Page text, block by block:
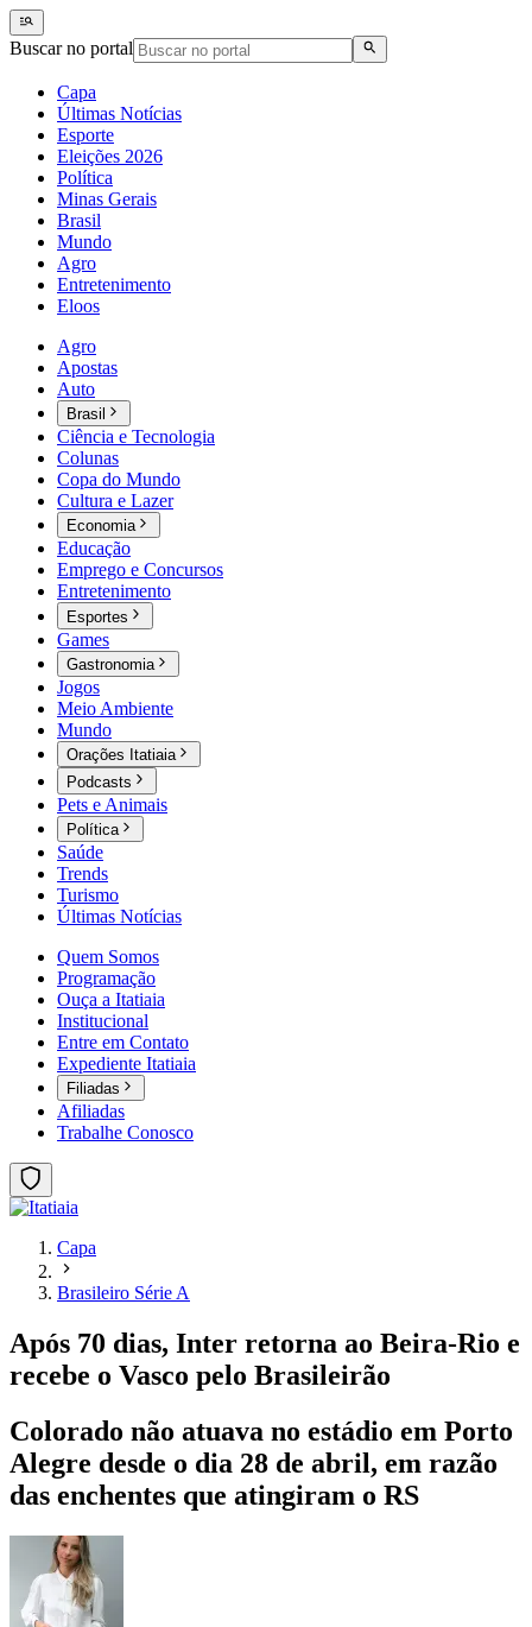
Buscar no portal
Capa
Últimas Notícias
Esporte
Eleições 2026
Política
Minas Gerais
Brasil
Mundo
Agro
Entretenimento
Eloos
Agro
Apostas
Auto
Brasil
Ciência e Tecnologia
Colunas
Copa do Mundo
Cultura e Lazer
Economia
Educação
Emprego e Concursos
Entretenimento
Esportes
Games
Gastronomia
Jogos
Meio Ambiente
Mundo
Orações Itatiaia
Podcasts
Pets e Animais
Política
Saúde
Trends
Turismo
Últimas Notícias
Quem Somos
Programação
Ouça a Itatiaia
Institucional
Entre em Contato
Expediente Itatiaia
Filiadas
Afiliadas
Trabalhe Conosco
Capa
Brasileiro Série A
Após 70 dias, Inter retorna ao Beira-Rio e
recebe o Vasco pelo Brasileirão
Colorado não atuava no estádio em Porto
Alegre desde o dia 28 de abril, em razão
das enchentes que atingiram o RS